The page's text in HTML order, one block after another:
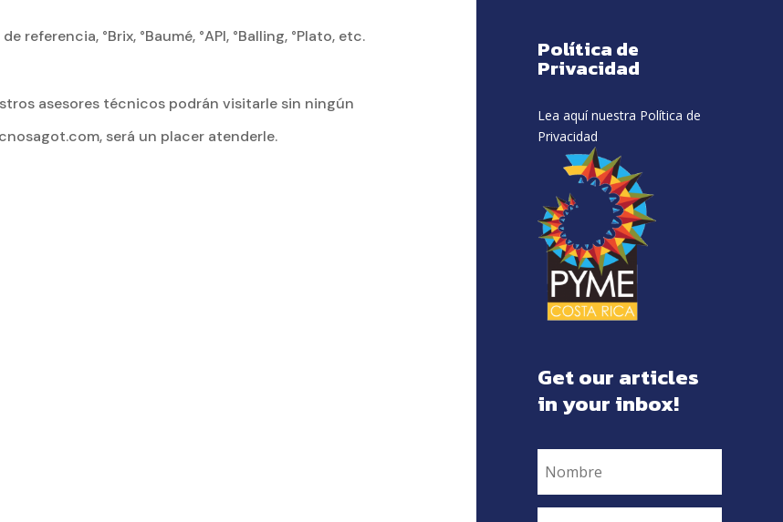
°Brix, °Baumé, °API, °Balling, °Plato, etc.
asesores técnicos podrán visitarle sin ningún
será un placer atenderle.
Política de
Privacidad
Lea aquí nuestra Política de
Privacidad
Get our articles
in your inbox!